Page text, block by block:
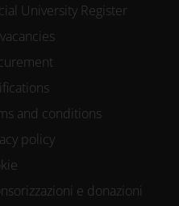
University Register
vacancies
and conditions
policy
e donazioni